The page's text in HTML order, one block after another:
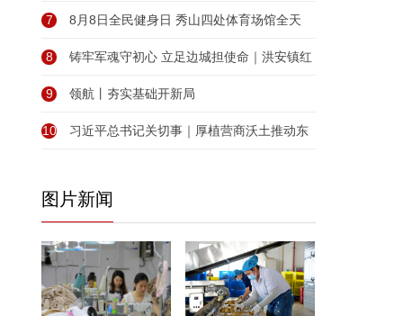
7 8月8日全民健身日 秀山四处体育场馆全天
8 铸牢军魂守初心 立足边城担使命｜洪安镇红
9 领航丨夯实基础开新局
10 习近平总书记关切事｜厚植营商沃土推动东
图片新闻